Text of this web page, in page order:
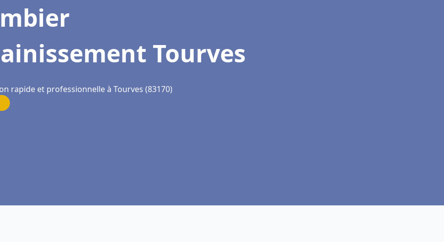
Tourves
rapide et professionnelle à Tourves (83170)